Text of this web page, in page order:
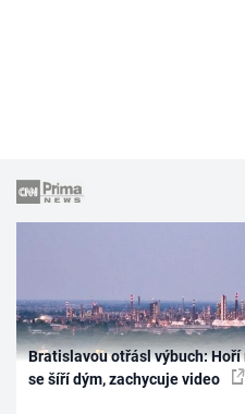
Bratislavou otřásl výbuch:
se šíří dým, zachycuje video